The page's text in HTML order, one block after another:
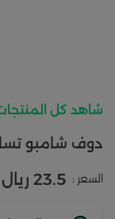
شاهد كل
دوف شامبو تساقط
السعر : 23.5 ريال